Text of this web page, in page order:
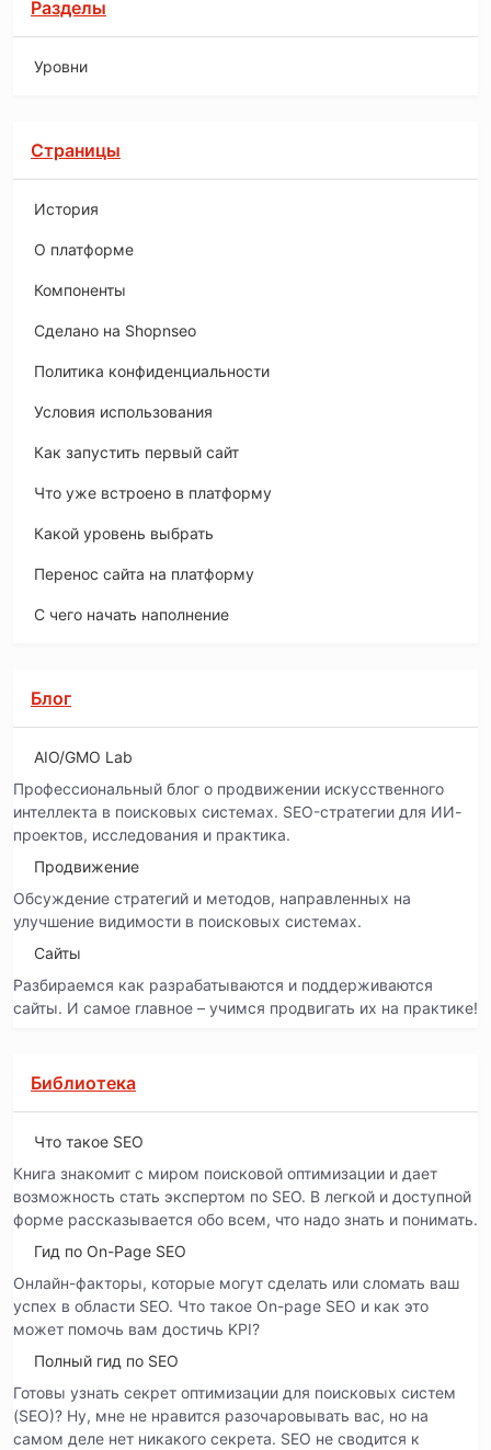
Разделы
Уровни
Страницы
История
O платформе
Компоненты
Сделано на Shopnseo
Политика конфиденциальности
Условия использования
Как запустить первый сайт
Что уже встроено в платформу
Какой уровень выбрать
Перенос сайта на платформу
С чего начать наполнение
Блог
AIO/GMO Lab
Профессиональный блог о продвижении искусственного
интеллекта в поисковых системах. SEO-стратегии для ИИ-
проектов, исследования и практика.
Продвижение
Обсуждение стратегий и методов, направленных на
улучшение видимости в поисковых системах.
Сайты
Разбираемся как разрабатываются и поддерживаются
сайты. И самое главное – учимся продвигать их на практике!
Библиотека
Что такое SEO
Книга знакомит с миром поисковой оптимизации и дает
возможность стать экспертом по SEO. В легкой и доступной
форме рассказывается обо всем, что надо знать и понимать.
Гид по On-Page SEO
Онлайн-факторы, которые могут сделать или сломать ваш
успех в области SEO. Что такое On-page SEO и как это
может помочь вам достичь KPI?
Полный гид по SEO
Готовы узнать секрет оптимизации для поисковых систем
(SEO)? Ну, мне не нравится разочаровывать вас, но на
самом деле нет никакого секрета. SEO не сводится к